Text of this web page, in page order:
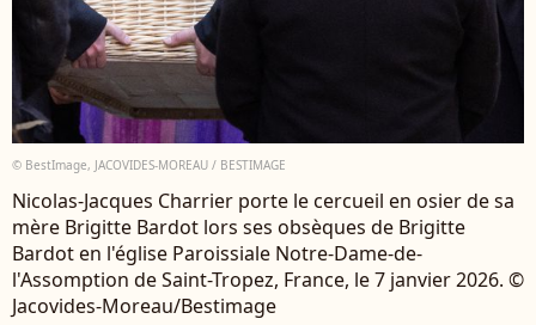
© BestImage, JACOVIDES-MOREAU / BESTIMAGE
Nicolas-Jacques Charrier porte le cercueil en osier de sa
mère Brigitte Bardot lors ses obsèques de Brigitte
Bardot en l'église Paroissiale Notre-Dame-de-
l'Assomption de Saint-Tropez, France, le 7 janvier 2026. ©
Jacovides-Moreau/Bestimage